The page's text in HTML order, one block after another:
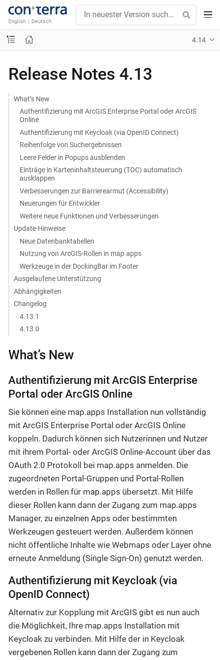
English | Deutsch
4.14
Release Notes 4.13
What’s New
Authentifizierung mit ArcGIS Enterprise Portal oder ArcGIS
Online
Authentifizierung mit Keycloak (via OpenID Connect)
Reihenfolge von Suchergebnissen
Leere Felder in Popups ausblenden
Einträge in Karteninhaltsteuerung (TOC) automatisch
ausklappen
Verbesserungen zur Barrierearmut (Accessibility)
Neuerungen für Entwickler
Weitere neue Funktionen und Verbesserungen
Update-Hinweise
Neue Datenbanktabellen
Nutzung von ArcGIS-Rollen in map.apps
Werkzeuge in der DockingBar im Footer
Ausgelaufene Unterstützung
Abhängigkeiten
Changelog
4.13.1
4.13.0
What’s New
Authentifizierung mit ArcGIS Enterprise
Portal oder ArcGIS Online
Sie können eine map.apps Installation nun vollständig
mit ArcGIS Enterprise Portal oder ArcGIS Online
koppeln. Dadurch können sich Nutzerinnen und Nutzer
mit ihrem Portal- oder ArcGIS Online-Account über das
OAuth 2.0 Protokoll bei map.apps anmelden. Die
zugeordneten Portal-Gruppen und Portal-Rollen
werden in Rollen für map.apps übersetzt. Mit Hilfe
dieser Rollen kann dann der Zugang zum map.apps
Manager, zu einzelnen Apps oder bestimmten
Werkzeugen gesteuert werden. Außerdem können
nicht öffentliche Inhalte wie Webmaps oder Layer ohne
erneute Anmeldung (Single Sign-On) genutzt werden.
Authentifizierung mit Keycloak (via
OpenID Connect)
Alternativ zur Kopplung mit ArcGIS gibt es nun auch
die Möglichkeit, Ihre map.apps Installation mit
Keycloak zu verbinden. Mit Hilfe der in Keycloak
vergebenen Rollen kann dann der Zugang zum